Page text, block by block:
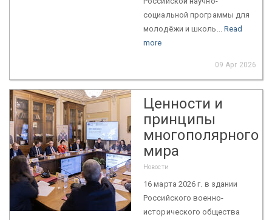
социальной программы для
молодёжи и школь... Read
more
09 Apr 2026
Ценности и
принципы
многополярного
мира
Новости
16 марта 2026 г. в здании
Российского военно-
исторического общества